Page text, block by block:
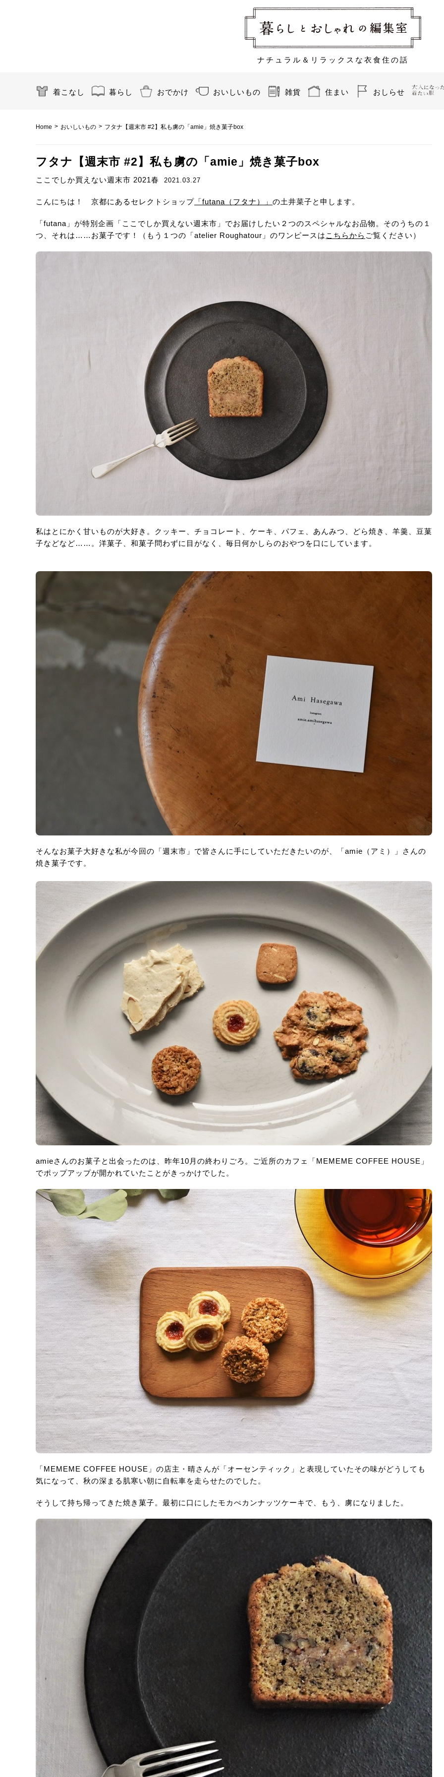
ナチュラル＆リラックスな衣食住の話
着こなし 暮らし おでかけ おいしいもの 雑貨 住まい おしらせ
Home > おいしいもの > フタナ【週末市 #2】私も虜の「amie」焼き菓子box
フタナ【週末市 #2】私も虜の「amie」焼き菓子box
ここでしか買えない週末市 2021春 2021.03.27
こんにちは！ 京都にあるセレクトショップ 「futana（フタナ）」 の土井菜子と申します。
「futana」が特別企画「ここでしか買えない週末市」でお届けしたい２つのスペシャルなお品物。そのうちの１
つ、それは……お菓子です！（もう１つの「atelier Roughatour」のワンピースは こちらから ご覧ください）
私はとにかく甘いものが大好き。クッキー、チョコレート、ケーキ、パフェ、あんみつ、どら焼き、羊羹、豆菓
子などなど……。洋菓子、和菓子問わずに目がなく、毎日何かしらのおやつを口にしています。
そんなお菓子大好きな私が今回の「週末市」で皆さんに手にしていただきたいのが、「amie（アミ）」さんの
焼き菓子です。
amieさんのお菓子と出会ったのは、昨年10月の終わりごろ。ご近所のカフェ「MEMEME COFFEE HOUSE」
でポップアップが開かれていたことがきっかけでした。
「MEMEME COFFEE HOUSE」の店主・晴さんが「オーセンティック」と表現していたその味がどうしても
気になって、秋の深まる肌寒い朝に自転車を走らせたのでした。
そうして持ち帰ってきた焼き菓子。最初に口にしたモカぺカンナッツケーキで、もう、虜になりました。